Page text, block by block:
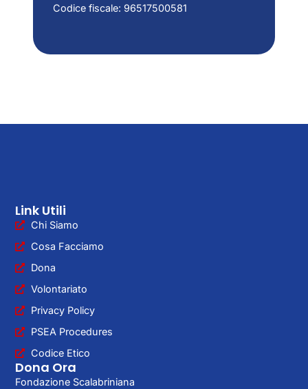
Codice fiscale: 96517500581
Link Utili
Chi Siamo
Cosa Facciamo
Dona
Volontariato
Privacy Policy
PSEA Procedures
Codice Etico
Dona Ora
Fondazione Scalabriniana